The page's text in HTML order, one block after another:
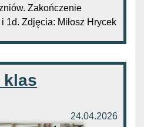
Zakończenie
1d. Zdjęcia: Miłosz Hrycek
klas
24.04.2026